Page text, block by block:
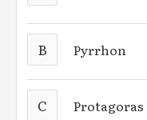
B Pyrrhon
C Protagoras